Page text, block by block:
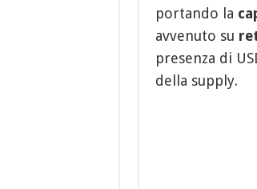
portando la
avvenuto su
presenza di
della supply.